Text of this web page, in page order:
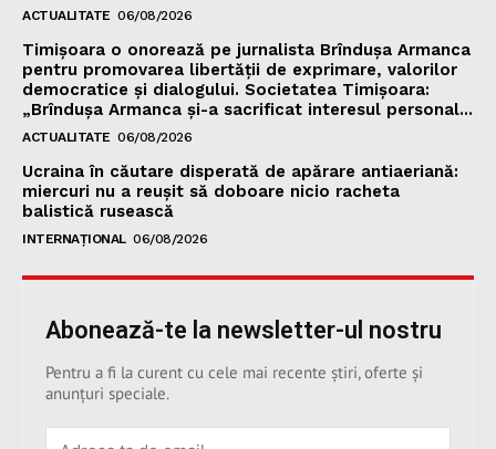
ACTUALITATE 06/08/2026
Timișoara o onorează pe jurnalista Brîndușa Armanca
pentru promovarea libertății de exprimare, valorilor
democratice și dialogului. Societatea Timișoara:
„Brîndușa Armanca și-a sacrificat interesul personal...
ACTUALITATE 06/08/2026
Ucraina în căutare disperată de apărare antiaeriană:
miercuri nu a reușit să doboare nicio racheta
balistică rusească
INTERNAȚIONAL 06/08/2026
Abonează-te la newsletter-ul nostru
Pentru a fi la curent cu cele mai recente știri, oferte și
anunțuri speciale.